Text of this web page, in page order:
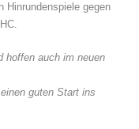
Hinrundenspiele gegen
hoffen auch im neuen
guten Start ins